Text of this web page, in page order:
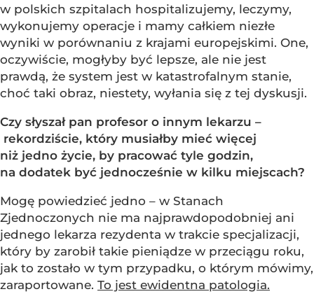
w polskich szpitalach hospitalizujemy, leczymy,
wykonujemy operacje i mamy całkiem niezłe
wyniki w porównaniu z krajami europejskimi. One,
oczywiście, mogłyby być lepsze, ale nie jest
prawdą, że system jest w katastrofalnym stanie,
choć taki obraz, niestety, wyłania się z tej dyskusji.
Czy słyszał pan profesor o innym lekarzu –
rekordziście, który musiałby mieć więcej
niż jedno życie, by pracować tyle godzin,
na dodatek być jednocześnie w kilku miejscach?
Mogę powiedzieć jedno – w Stanach
Zjednoczonych nie ma najprawdopodobniej ani
jednego lekarza rezydenta w trakcie specjalizacji,
który by zarobił takie pieniądze w przeciągu roku,
jak to zostało w tym przypadku, o którym mówimy,
zaraportowane. To jest ewidentna patologia.